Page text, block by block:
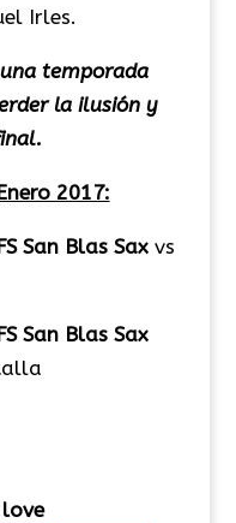
Irles.
temporada
la ilusión y
2017:
San Blas Sax vs
San Blas Sax